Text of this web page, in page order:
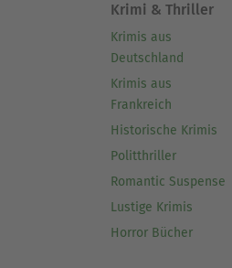
Krimi & Thriller
Krimis aus
Deutschland
Krimis aus
Frankreich
Historische Krimis
Politthriller
Romantic Suspense
Lustige Krimis
Horror Bücher